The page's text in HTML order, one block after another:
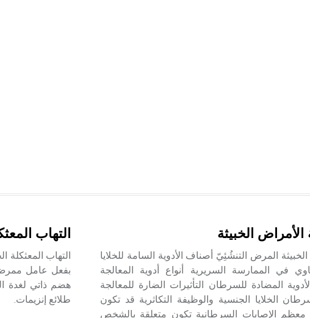
الخبيثة
المرض التنشُئِيّ أصناف الأدوية السامة للخلايا
في الممارسة السريرية أنواع أدوية المعالجة
المضادة للسرطان التأثيرات الضارة للمعالجة
الخلايا الجنسية والوظيفة التكاثرية قد تكون
الإصابات السرطانية تكون متعلقة بالشخص
التهاب
بفعل عامل ممرض
هضم ذاتي لغدة
طلائع إنزيمات.